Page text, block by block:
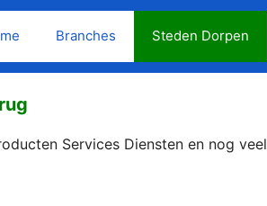
Branches Steden Dorpen
Services Diensten en nog veel